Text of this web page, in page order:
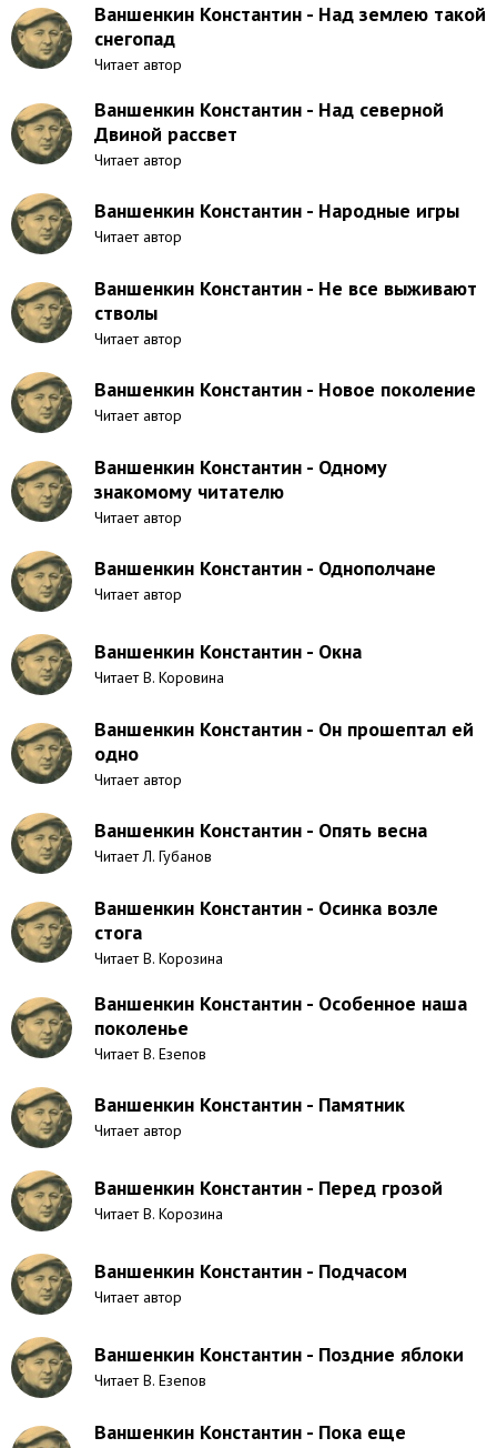
Ваншенкин Константин - Над землею такой
снегопад
Читает автор
Ваншенкин Константин - Над северной
Двиной рассвет
Читает автор
Ваншенкин Константин - Народные игры
Читает автор
Ваншенкин Константин - Не все выживают
стволы
Читает автор
Ваншенкин Константин - Новое поколение
Читает автор
Ваншенкин Константин - Одному
знакомому читателю
Читает автор
Ваншенкин Константин - Однополчане
Читает автор
Ваншенкин Константин - Окна
Читает В. Коровина
Ваншенкин Константин - Он прошептал ей
одно
Читает автор
Ваншенкин Константин - Опять весна
Читает Л. Губанов
Ваншенкин Константин - Осинка возле
стога
Читает В. Корозина
Ваншенкин Константин - Особенное наша
поколенье
Читает В. Езепов
Ваншенкин Константин - Памятник
Читает автор
Ваншенкин Константин - Перед грозой
Читает В. Корозина
Ваншенкин Константин - Подчасом
Читает автор
Ваншенкин Константин - Поздние яблоки
Читает В. Езепов
Ваншенкин Константин - Пока еще